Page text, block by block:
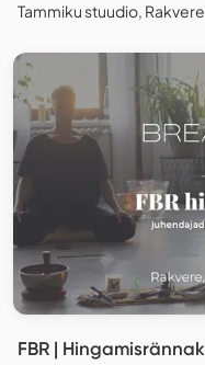
Tammiku stuudio, Rakvere
FBR | Hingamisrännak